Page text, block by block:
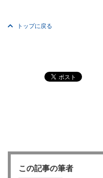
トップに戻る
この記事の筆者